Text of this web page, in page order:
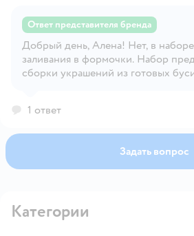
Ответ представителя бренда
Добрый день, Алена! Нет, в наборе
заливания в формочки. Набор
сборки украшений из готовых
заливочных компонентов не
1 ответ
Задать вопрос
Категории